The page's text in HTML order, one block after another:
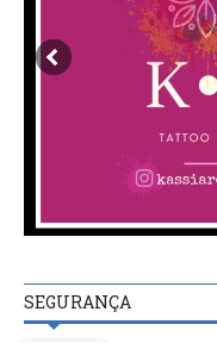
SEGURANÇA